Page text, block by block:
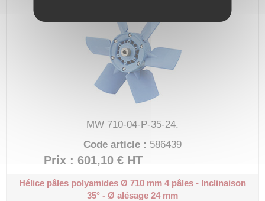
MW 710-04-P-35-24.
Code article : 586439
Prix : 601,10 € HT
Hélice pâles polyamides Ø 710 mm 4 pâles - Inclinaison
35° - Ø alésage 24 mm